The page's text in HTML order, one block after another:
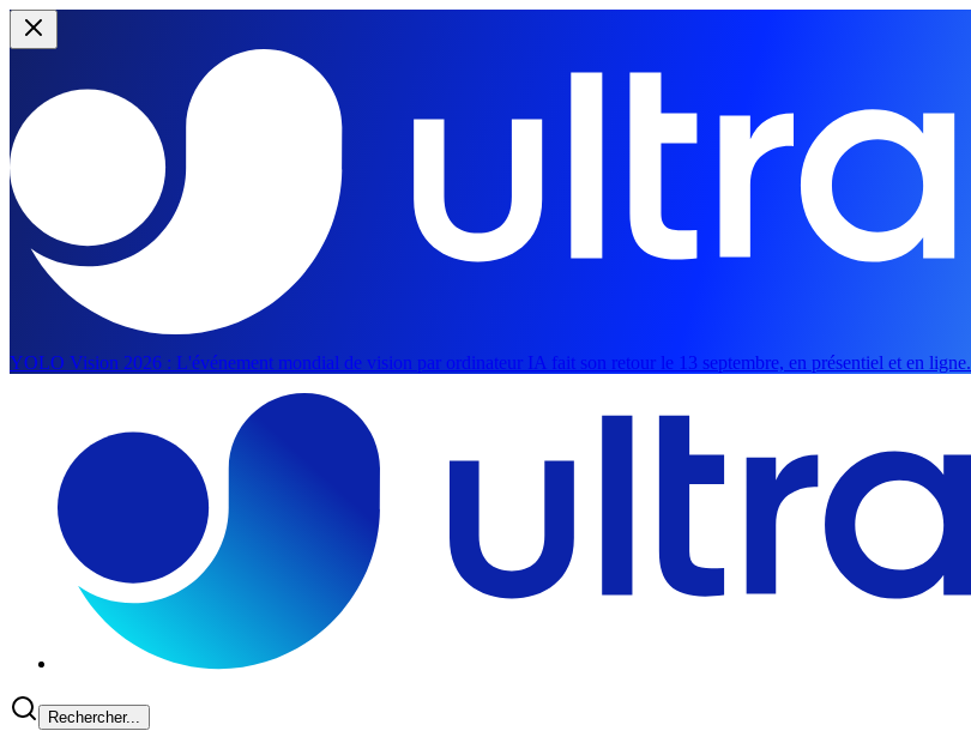
YOLO Vision 2026 : L'événement mondial de vision par ordinateur IA fait son retour le 13 septembre, en présentiel et en ligne.
Rechercher...